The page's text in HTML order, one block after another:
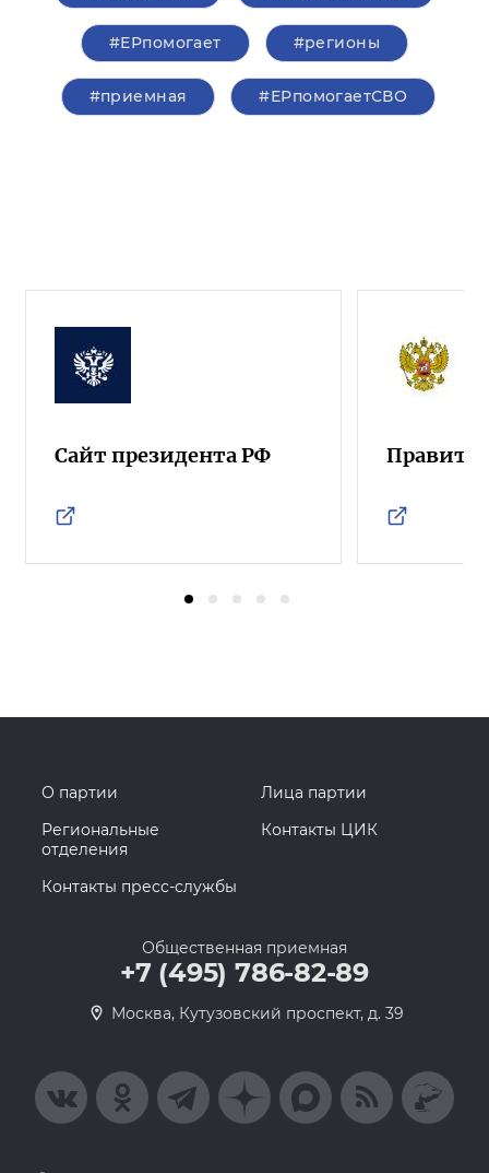
#ЕРпомогает #регионы
#приемная #ЕРпомогаетСВО
Сайт президента РФ
О партии
Лица партии
Региональные
отделения
Контакты ЦИК
Контакты пресс-службы
Общественная приемная
+7 (495) 786-82-89
Москва, Кутузовский проспект, д. 39